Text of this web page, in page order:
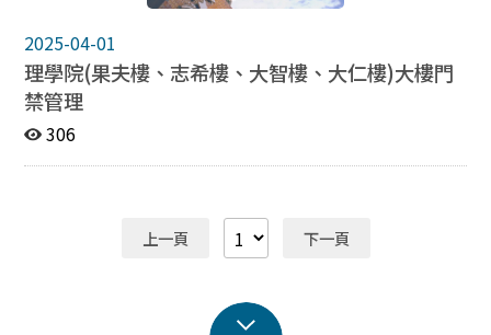
2025-04-01
理學院(果夫樓、志希樓、大智樓、大仁樓)大樓門
禁管理
306
上一頁 下一頁